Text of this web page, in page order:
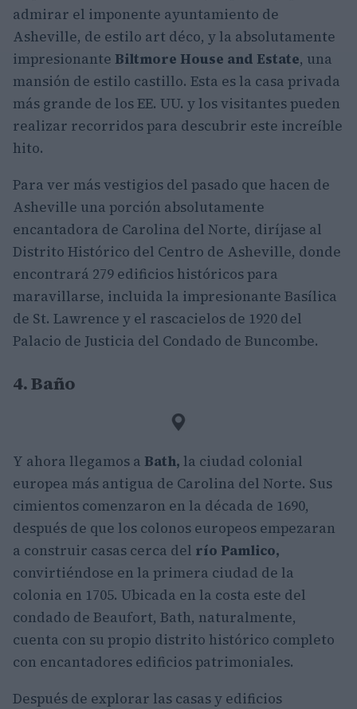
admirar el imponente ayuntamiento de
Asheville, de estilo art déco, y la absolutamente
impresionante Biltmore House and Estate, una
mansión de estilo castillo. Esta es la casa privada
más grande de los EE. UU. y los visitantes pueden
realizar recorridos para descubrir este increíble
hito.
Para ver más vestigios del pasado que hacen de
Asheville una porción absolutamente
encantadora de Carolina del Norte, diríjase al
Distrito Histórico del Centro de Asheville, donde
encontrará 279 edificios históricos para
maravillarse, incluida la impresionante Basílica
de St. Lawrence y el rascacielos de 1920 del
Palacio de Justicia del Condado de Buncombe.
4. Baño
Y ahora llegamos a Bath, la ciudad colonial
europea más antigua de Carolina del Norte. Sus
cimientos comenzaron en la década de 1690,
después de que los colonos europeos empezaran
a construir casas cerca del río Pamlico,
convirtiéndose en la primera ciudad de la
colonia en 1705. Ubicada en la costa este del
condado de Beaufort, Bath, naturalmente,
cuenta con su propio distrito histórico completo
con encantadores edificios patrimoniales.
Después de explorar las casas y edificios